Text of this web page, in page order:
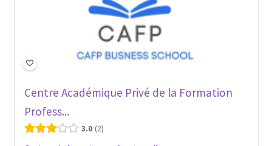
Centre Académique Privé de la Formation
Profess...
3.0 2